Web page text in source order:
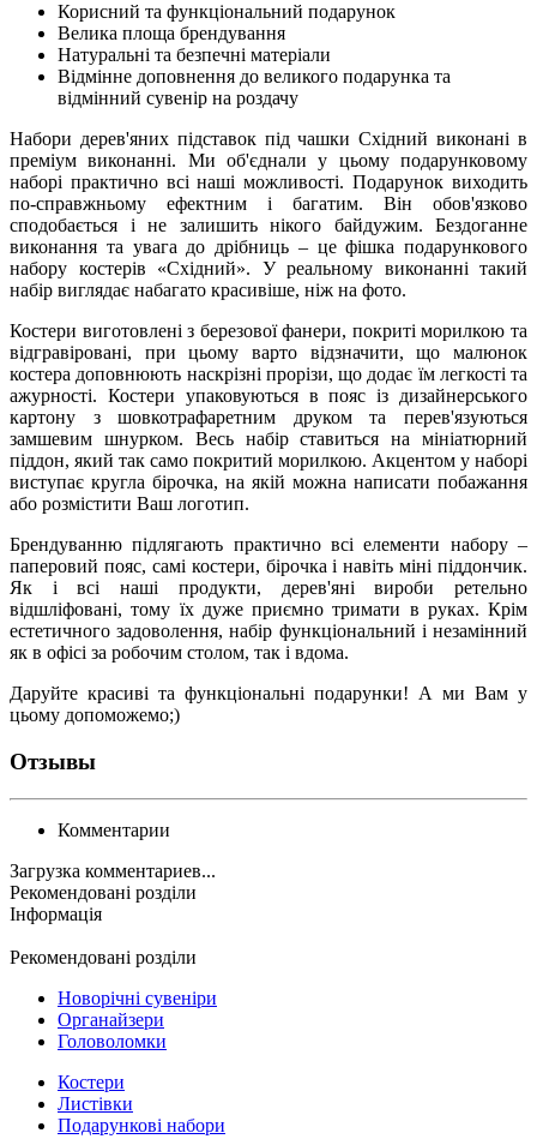
Корисний та функціональний подарунок
Велика площа брендування
Натуральні та безпечні матеріали
Відмінне доповнення до великого подарунка та
відмінний сувенір на роздачу
Набори дерев'яних підставок під чашки Східний виконані в
преміум виконанні. Ми об'єднали у цьому подарунковому
наборі практично всі наші можливості. Подарунок виходить
по-справжньому ефектним і багатим. Він обов'язково
сподобається і не залишить нікого байдужим. Бездоганне
виконання та увага до дрібниць – це фішка подарункового
набору костерів «Східний». У реальному виконанні такий
набір виглядає набагато красивіше, ніж на фото.
Костери виготовлені з березової фанери, покриті морилкою та
відгравіровані, при цьому варто відзначити, що малюнок
костера доповнюють наскрізні прорізи, що додає їм легкості та
ажурності. Костери упаковуються в пояс із дизайнерського
картону з шовкотрафаретним друком та перев'язуються
замшевим шнурком. Весь набір ставиться на мініатюрний
піддон, який так само покритий морилкою. Акцентом у наборі
виступає кругла бірочка, на якій можна написати побажання
або розмістити Ваш логотип.
Брендуванню підлягають практично всі елементи набору –
паперовий пояс, самі костери, бірочка і навіть міні піддончик.
Як і всі наші продукти, дерев'яні вироби ретельно
відшліфовані, тому їх дуже приємно тримати в руках. Крім
естетичного задоволення, набір функціональний і незамінний
як в офісі за робочим столом, так і вдома.
Даруйте красиві та функціональні подарунки! А ми Вам у
цьому допоможемо;)
Отзывы
Комментарии
Загрузка комментариев...
Рекомендовані розділи
Інформація
Рекомендовані розділи
Новорічні сувеніри
Органайзери
Головоломки
Костери
Листівки
Подарункові набори